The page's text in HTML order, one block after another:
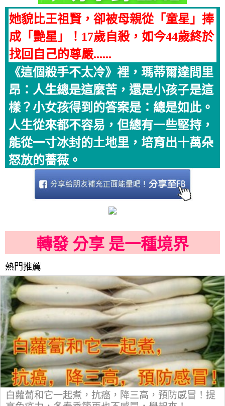
她貌比王祖賢，卻被母親從「童星」捧
成「艷星」！17歲自殺，如今44歲終於
找回自己的尊嚴......
《這個殺手不太冷》裡，瑪蒂爾達問里
昂：人生總是這麼苦，還是小孩子是這
樣？小女孩得到的答案是：總是如此。
人生從來都不容易，但總有一些堅持，
能從一寸冰封的土地里，培育出十萬朵
怒放的薔薇。
轉發 分享 是一種境界
熱門推薦
白蘿蔔和它一起煮，抗癌，降三高，預防感冒！提